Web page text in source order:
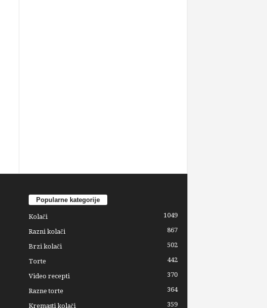
Popularne kategorije
Kolači 1049
Razni kolači 867
Brzi kolači 502
Torte 442
Video recepti 370
Razne torte 364
Kremasti kolači 359